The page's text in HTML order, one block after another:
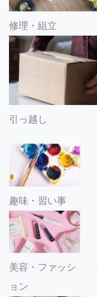
修理・組立
引っ越し
趣味・習い事
美容・ファッシ
ョン